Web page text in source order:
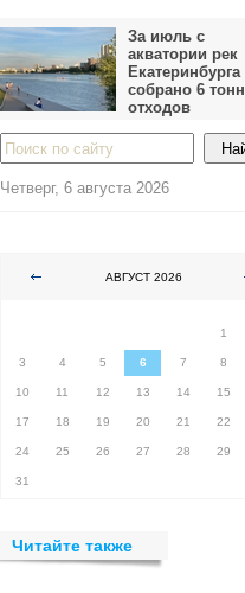
За июль с
акватории рек
Екатеринбурга
собрано 6 тонн
отходов
Четверг, 6 августа 2026
АВГУСТ 2026
1
3 4 5 6 7 8
10 11 12 13 14 15
17 18 19 20 21 22
24 25 26 27 28 29
31
Читайте также